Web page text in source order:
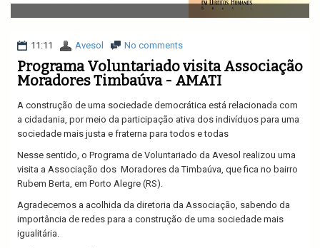
v
i
a
i
o
11:11 Avesol No comments
Programa Voluntariado visita Associação
Moradores Timbaúva - AMATI
A construção de uma sociedade democrática está relacionada com
a cidadania, por meio da participação ativa dos indivíduos para uma
sociedade mais justa e fraterna para todos e todas
Nesse sentido, o Programa de Voluntariado da Avesol realizou uma
visita a Associação dos Moradores da Timbaúva, que fica no bairro
Rubem Berta, em Porto Alegre (RS).
Agradecemos a acolhida da diretoria da Associação, sabendo da
importância de redes para a construção de uma sociedade mais
igualitária.